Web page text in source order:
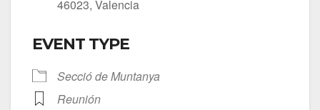
46023, Valencia
EVENT TYPE
Secció de Muntanya
Reunión